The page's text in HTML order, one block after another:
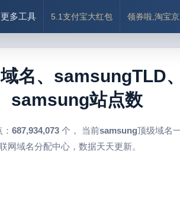
更多工具 5.1支付宝大红包 领券啦,淘宝
名、samsungTLD
samsung站点数
687,934,073 个， 当前samsung顶级域名
域名分配中心，数据天天更新。